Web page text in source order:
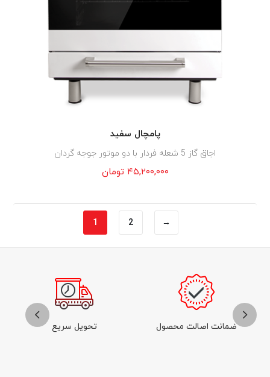
پامچال سفید
اجاق گاز 5 شعله فردار با دو موتور جوجه گردان
۴۵,۲۰۰,۰۰۰ تومان
1 2 →
ضمانت اصالت محصول تحویل سریع